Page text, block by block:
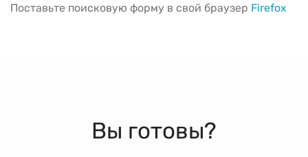
Поставьте поисковую форму в свой браузер Firefox
Вы готовы?